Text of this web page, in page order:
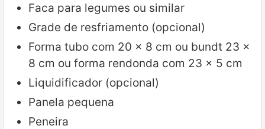
Faca para legumes ou similar
Grade de resfriamento (opcional)
Forma tubo com 20 x 8 cm ou bundt 23 x
8 cm ou forma rendonda com 23 x 5 cm
Liquidificador (opcional)
Panela pequena
Peneira